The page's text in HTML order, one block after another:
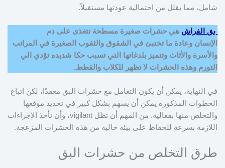
شامل، مما يقلل من احتمالية عودتها مستقبلاً.
بق الفراش هي حشرات صغيرة مسطحة تتغذى على دم
الإنسان وعادة ما تختبئ في الشقوق والثقوب الصغيرة في المراتب
والأسرة والأثاث وتتميز بلدغاتها التي تسبب حكا شديده تؤدي الي
التورم وهذه الحشرات لا تظهر للكلاب والقطط.
في النهاية، يمكن أن يكون التعامل مع حشرات البق معقدًا، لكن اتباع
الخطوات المذكورة يمكن أن يسهم بشكل كبير في تحديد موقعها
والتخلص منها بفعالية. من المهم أن تظل vigilant، وأن تأخذ الإجراءات
اللازمة بسرعة للحفاظ على بيئة خالية من هذه الحشرات المزعجة.
طرق التخلص من حشرات البق